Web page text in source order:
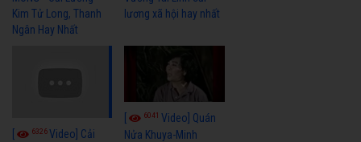
Kim Tử Long, Thanh
Ngân Hay Nhất
lương xã hội hay nhất
6326Video] Cải
6041Video] Quán
Nửa Khuya-Minh